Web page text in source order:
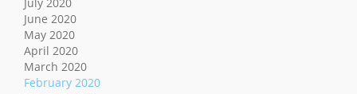
June 2020
May 2020
April 2020
March 2020
February 2020